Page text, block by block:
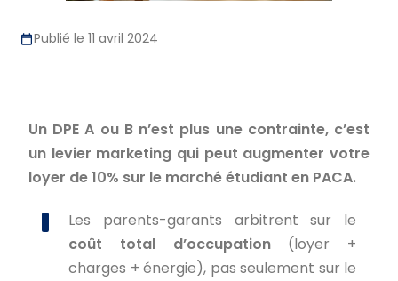
Publié le 11 avril 2024
Un DPE A ou B n’est plus une contrainte, c’est
un levier marketing qui peut augmenter votre
loyer de 10% sur le marché étudiant en PACA.
Les parents-garants arbitrent sur le
coût total d’occupation(loyer +
charges + énergie), pas seulement sur le